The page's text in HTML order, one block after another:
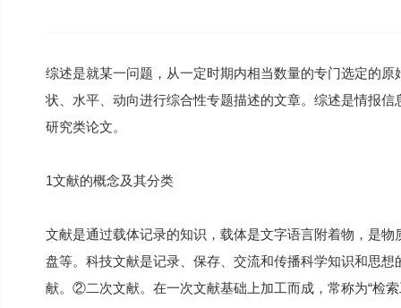
综述是就某一问题，从一定时期内相当数量的专门选定的
状、水平、动向进行综合性专题描述的文章。综述是情报
研究类论文。
1文献的概念及其分类
文献是通过载体记录的知识，载体是文字语言附着物，是
盘等。科技文献是记录、保存、交流和传播科学知识和思
献。②二次文献。在一次文献基础上加工而成，常称为“检